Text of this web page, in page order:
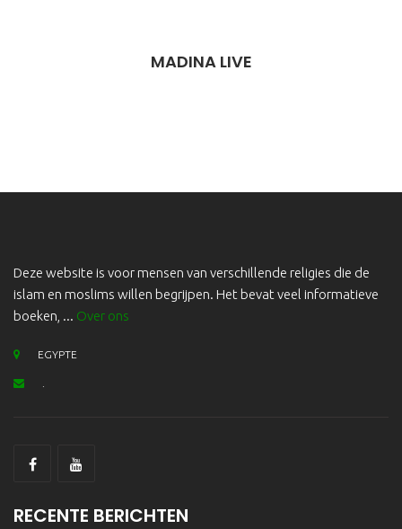
MADINA LIVE
Deze website is voor mensen van verschillende religies die de
islam en moslims willen begrijpen. Het bevat veel informatieve
boeken, ... Over ons
EGYPTE
RECENTE BERICHTEN